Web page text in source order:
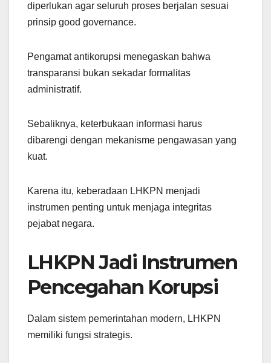
diperlukan agar seluruh proses berjalan sesuai
prinsip good governance.
Pengamat antikorupsi menegaskan bahwa
transparansi bukan sekadar formalitas
administratif.
Sebaliknya, keterbukaan informasi harus
dibarengi dengan mekanisme pengawasan yang
kuat.
Karena itu, keberadaan LHKPN menjadi
instrumen penting untuk menjaga integritas
pejabat negara.
LHKPN Jadi Instrumen
Pencegahan Korupsi
Dalam sistem pemerintahan modern, LHKPN
memiliki fungsi strategis.